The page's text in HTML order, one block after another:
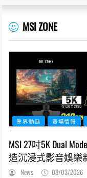
MSI ZONE
業界動態 賣場情報
MSI 27吋5K Dual
造沉浸式影音娛樂
News 08/03/2026